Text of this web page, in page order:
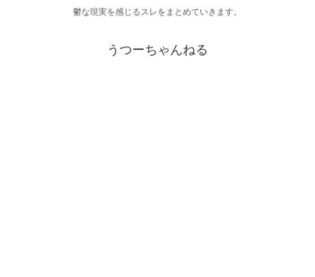
鬱な現実を感じるスレをまとめていきます。
うつーちゃんねる